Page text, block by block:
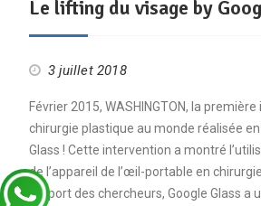
Le lifting du visage by
3 juillet 2018
Février 2015, WASHINGTON, la
chirurgie plastique au monde réalisée
Glass ! Cette intervention a montré
de l’appareil de l’œil-portable en
rapport des chercheurs, Google Glass a